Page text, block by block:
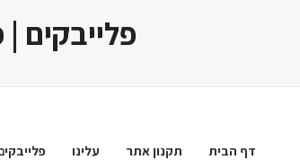
פלייבקים
דף הבית תקנון אתר עלינו